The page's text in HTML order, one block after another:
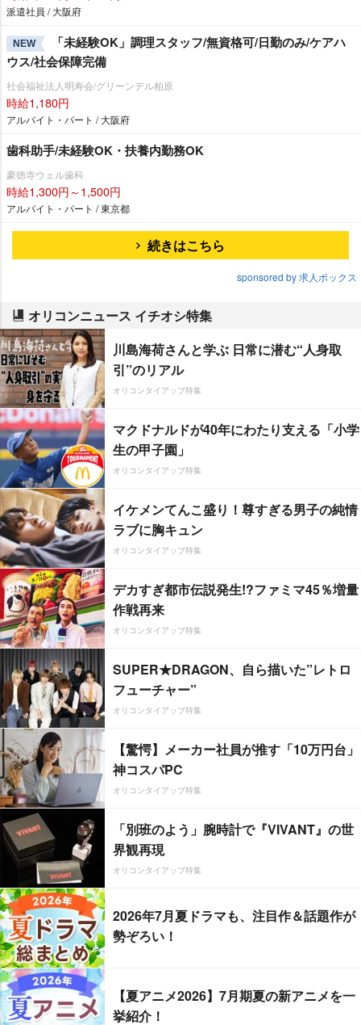
派遣社員 / 大阪府
NEW
「未経験OK」調理スタッフ/無資格可/日勤のみ/ケアハ
ウス/社会保障完備
社会福祉法人明寿会/グリーンデル柏原
時給1,180円
アルバイト・パート / 大阪府
歯科助手/未経験OK・扶養内勤務OK
豪徳寺ウェル歯科
時給1,300円～1,500円
アルバイト・パート / 東京都
続きはこちら
sponsored by 求人ボックス
オリコンニュース イチオシ特集
川島海荷さんと学ぶ 日常に潜む“人身取
引”のリアル
オリコンタイアップ特集
マクドナルドが40年にわたり支える「小学
生の甲子園」
オリコンタイアップ特集
イケメンてんこ盛り！尊すぎる男子の純情
ラブに胸キュン
オリコンタイアップ特集
デカすぎ都市伝説発生!?ファミマ45％増量
作戦再来
オリコンタイアップ特集
SUPER★DRAGON、自ら描いた”レトロ
フューチャー”
オリコンタイアップ特集
【驚愕】メーカー社員が推す「10万円台」
神コスパPC
オリコンタイアップ特集
「別班のよう」腕時計で『VIVANT』の世
界観再現
オリコンタイアップ特集
2026年7月夏ドラマも、注目作＆話題作が
勢ぞろい！
【夏アニメ2026】7月期夏の新アニメを一
挙紹介！